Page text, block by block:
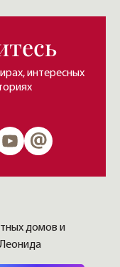
интересных
cполитикой
домов и